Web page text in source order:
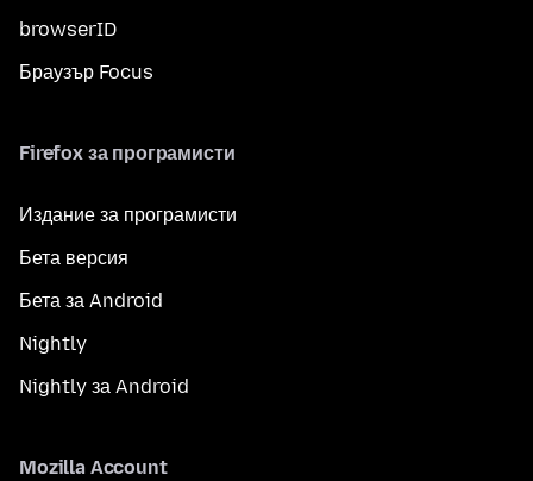
browserID
Браузър Focus
Firefox за програмисти
Издание за програмисти
Бета версия
Бета за Android
Nightly
Nightly за Android
Mozilla Account